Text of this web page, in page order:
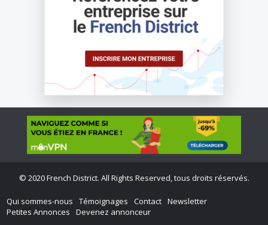
© 2020 French District. All Rights Reserved, tous droits réservés.
Qui sommes-nous Témoignages Contact Newsletter
Petites Annonces
Devenez annonceur